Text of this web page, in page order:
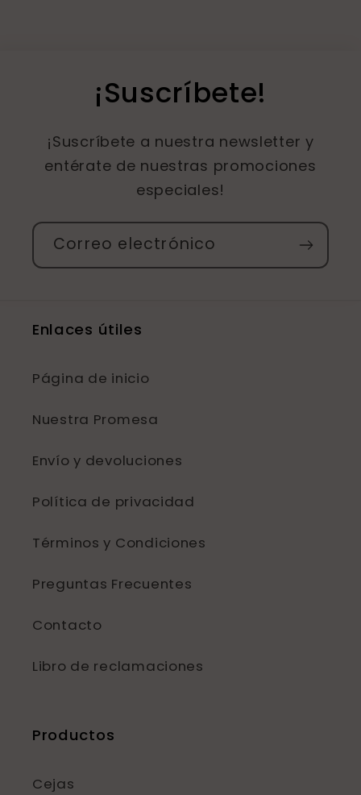
¡Suscríbete!
¡Suscríbete a nuestra newsletter y
entérate de nuestras promociones
especiales!
Correo electrónico
Enlaces útiles
Página de inicio
Nuestra Promesa
Envío y devoluciones
Política de privacidad
Términos y Condiciones
Preguntas Frecuentes
Contacto
Libro de reclamaciones
Productos
Cejas